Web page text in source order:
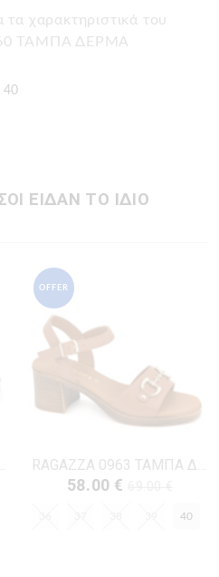
χαρακτηριστικά του
ΤΑΜΠΑ ΔΕΡΜΑ
40
ΕΙΔΑΝ ΤΟ ΙΔΙΟ
ΜΑΥΡΟ ΔΕΡΜΑ
OFFER
RAGAZZA 0963 ΤΑΜΠΑ ΔΕΡΜΑ
58.00 €
40